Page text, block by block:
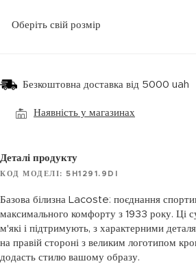
Оберіть свій розмір
Безкоштовна доставка від 5000 uah
Наявність у магазинах
Деталі продукту
КОД МОДЕЛІ: 5H1291.9DI
Базова білизна Lacoste: поєднання
максимального комфорту з 1933 року. Ці
м'які і підтримують, з характерними
на правій стороні з великим логотипом
додасть стилю вашому образу.